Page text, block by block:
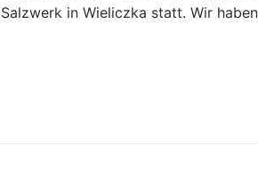
Salzwerk in Wieliczka statt. Wir